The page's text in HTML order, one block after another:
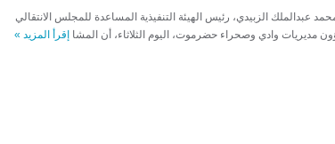
محمد عبدالملك الزبيدي، رئيس الهيئة التنفيذية المساعدة للمجلس الانتقالي
مديريات وادي وصحراء حضرموت، اليوم الثلاثاء، أن المشا إقرأ المزيد »